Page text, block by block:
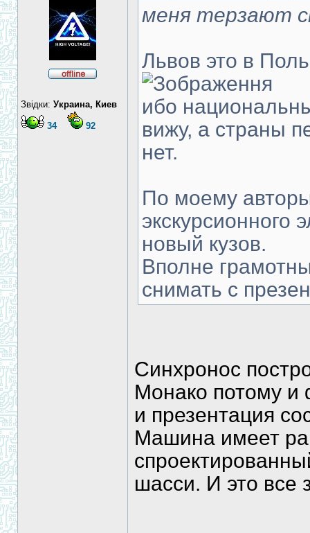
Звідки: Украина, Киев
34 92
меня терзают
Львов это в
ибо
вижу, а страны
нет.
По моему
экскурсионного
новый кузов.
Вполне
снимать с
Синхронос
Монако потому и
и презентация
Машина имеет
шасси. И это все